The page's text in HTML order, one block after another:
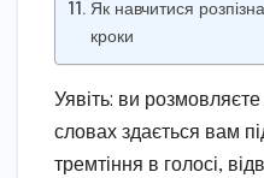
Як навчитися
кроки
Уявіть: ви
словах здається вам
тремтіння в голосі,